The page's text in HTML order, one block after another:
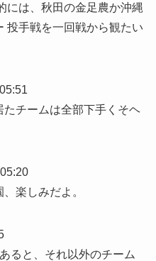
には、秋田の金足農か沖縄
投手戦を一回戦から観たい
チームは全部下手くそヘ
楽しみだよ。
ると、それ以外のチーム